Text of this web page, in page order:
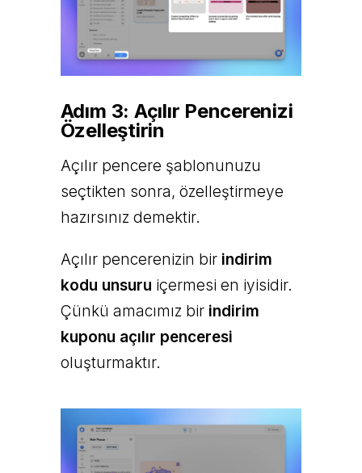
Adım 3: Açılır Pencerenizi
Özelleştirin
Açılır pencere şablonunuzu
seçtikten sonra, özelleştirmeye
hazırsınız demektir.
Açılır pencerenizin bir indirim
kodu unsuru içermesi en iyisidir.
Çünkü amacımız bir indirim
kuponu açılır penceresi
oluşturmaktır.